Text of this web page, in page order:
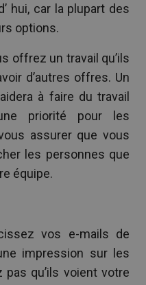
hui, car la plupart des
options.
offrez un travail qu’ils
d’autres offres. Un
à faire du travail
priorité pour les
assurer que vous
les personnes que
équipe.
vos e-mails de
impression sur les
qu’ils voient votre